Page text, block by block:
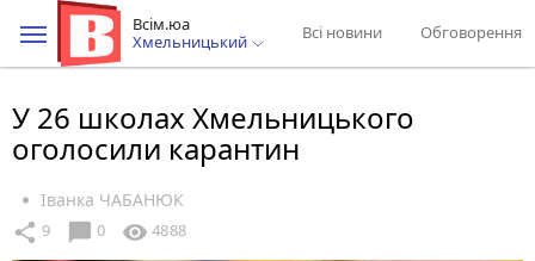
Всім.юа
Хмельницький
Всі новини Обговорення
У 26 школах Хмельницького
оголосили карантин
Іванка ЧАБАНЮК
share 9 chat_bubble 0 visibility 4888